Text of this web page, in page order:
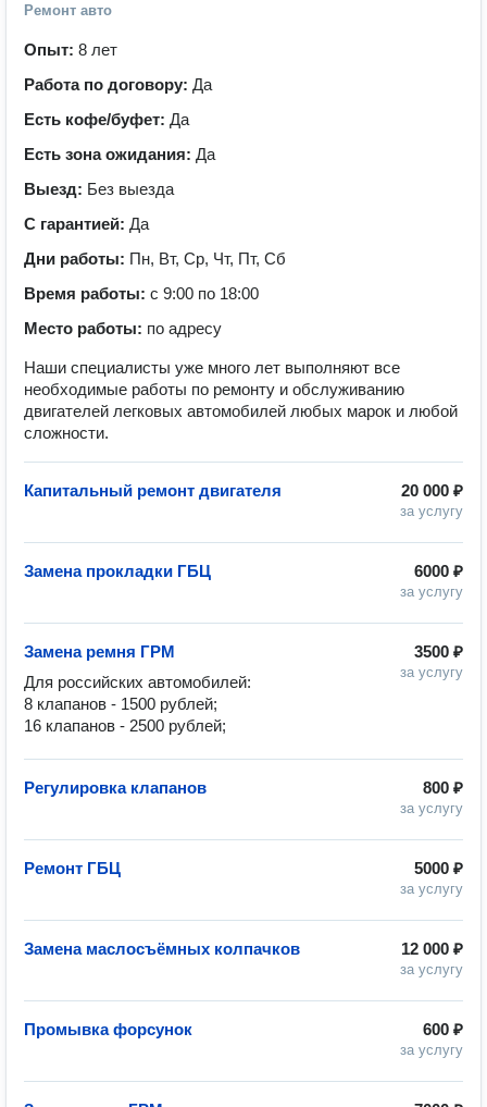
Ремонт авто
Опыт: 8 лет
Работа по договору: Да
Есть кофе/буфет: Да
Есть зона ожидания: Да
Выезд: Без выезда
С гарантией: Да
Дни работы: Пн, Вт, Ср, Чт, Пт, Сб
Время работы: с 9:00 по 18:00
Место работы: по адресу
Наши специалисты уже много лет выполняют все
необходимые работы по ремонту и обслуживанию
двигателей легковых автомобилей любых марок и любой
сложности.
20 000 ₽
за услугу
Капитальный ремонт двигателя
6000 ₽
за услугу
Замена прокладки ГБЦ
3500 ₽
за услугу
Замена ремня ГРМ
Для российских автомобилей:
8 клапанов - 1500 рублей;
800 ₽
за услугу
Регулировка клапанов
5000 ₽
за услугу
Ремонт ГБЦ
12 000 ₽
за услугу
Замена маслосъёмных колпачков
600 ₽
за услугу
Промывка форсунок